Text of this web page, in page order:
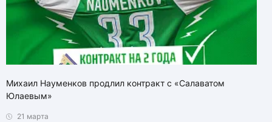
Михаил Науменков продлил контракт с «Салаватом
Юлаевым»
21 марта